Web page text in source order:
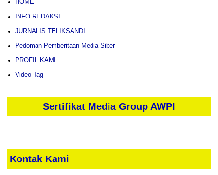
HOME
INFO REDAKSI
JURNALIS TELIKSANDI
Pedoman Pemberitaan Media Siber
PROFIL KAMI
Video Tag
Sertifikat Media Group AWPI
Kontak Kami